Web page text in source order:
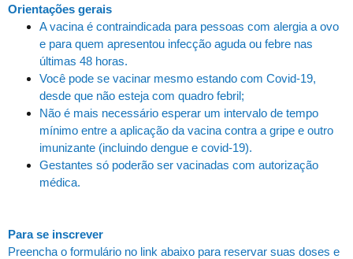
Orientações gerais
A vacina é contraindicada para pessoas com alergia a ovo
e para quem apresentou infecção aguda ou febre nas
últimas 48 horas.
Você pode se vacinar mesmo estando com Covid-19,
desde que não esteja com quadro febril;
Não é mais necessário esperar um intervalo de tempo
mínimo entre a aplicação da vacina contra a gripe e outro
imunizante (incluindo dengue e covid-19).
Gestantes só poderão ser vacinadas com autorização
médica.
Para se inscrever
Preencha o formulário no link abaixo para reservar suas doses e